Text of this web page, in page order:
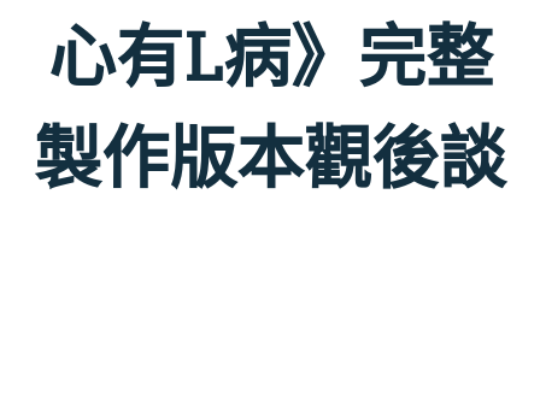
心有L病》完整
製作版本觀後談